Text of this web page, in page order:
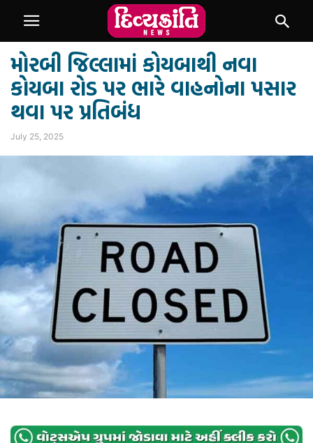
મોરબી જિલ્લામાં કોયબાથી નવા
કોયબા રોડ પર ભારે વાહનોના પસાર
થવા પર પ્રતિબંધ
July 25, 2025